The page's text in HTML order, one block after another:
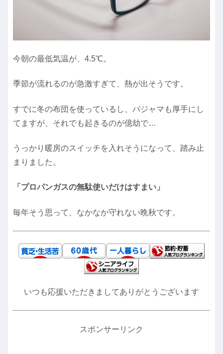
今朝の最低気温が、4.5℃。
季節が流れるのが急激すぎて、熱が出そうです。
すでに冬の布団を使っているし、パジャマも厚手にし
てますが、それでも起きるのが億劫で…
うっかり暖房のスイッチを入れそうになって、踏み止
まりました。
「プロパンガスの無駄使いだけはすまい」
毎年そう思って、なかなか守れない晩秋です。
いつも応援いただきましてありがとうございます
スポンサーリンク